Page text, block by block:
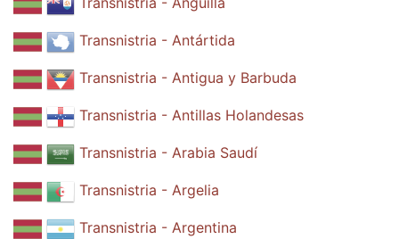
Transnistria - Antártida
Transnistria - Antigua y Barbuda
Transnistria - Antillas Holandesas
Transnistria - Arabia Saudí
Transnistria - Argelia
Transnistria - Argentina